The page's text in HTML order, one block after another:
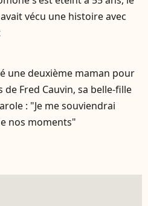
vécu une histoire avec
une deuxième maman pour
de Fred Cauvin, sa belle-fille
: "Je me souviendrai
nos moments"